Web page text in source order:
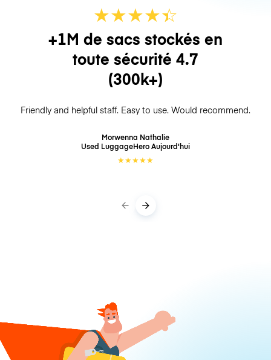
★★★★☆
★
+1M de sacs stockés en
toute sécurité 4.7
(300k+)
Friendly and helpful staff. Easy to use. Would recommend.
Morwenna Nathalie
Used LuggageHeroAujourd'hui
★★★★★